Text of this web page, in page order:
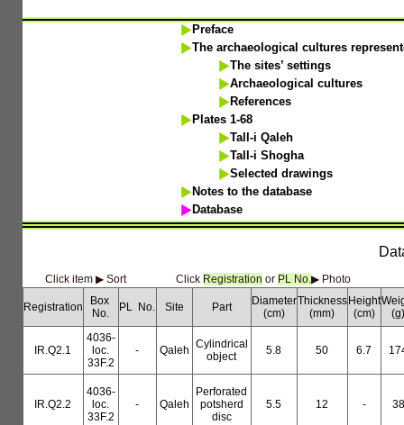
Preface
The archaeological cultures
The sites’ settings
Archaeological cultures
References
Plates 1-68
Tall-i Qaleh
Tall-i Shogha
Selected drawings
Notes to the database
Database
Click item ▶︎ Sort Click Registration or PL No.▶︎ Photo
Registration
Box
No.
PL No. Site Part
Diameter
(cm)
Thickness
(mm)
Height
(cm)
(g)
IR.Q2.1
4036-
loc.
33F.2
- Qaleh Cylindrical
object
5.8 50 6.7
IR.Q2.2
4036-
loc.
33F.2
- Qaleh
Perforated
potsherd
disc
5.5 12 - 38